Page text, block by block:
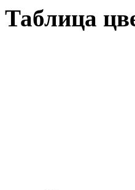
Таблица